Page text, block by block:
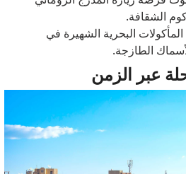
الشقافة.
البحرية الشهيرة في
الطازجة.
عبر الزمن